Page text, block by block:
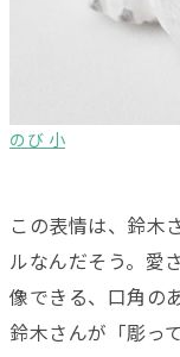
のび 小
この表情は、鈴木
ルなんだそう。愛
像できる、口角の
鈴木さんが「彫っ